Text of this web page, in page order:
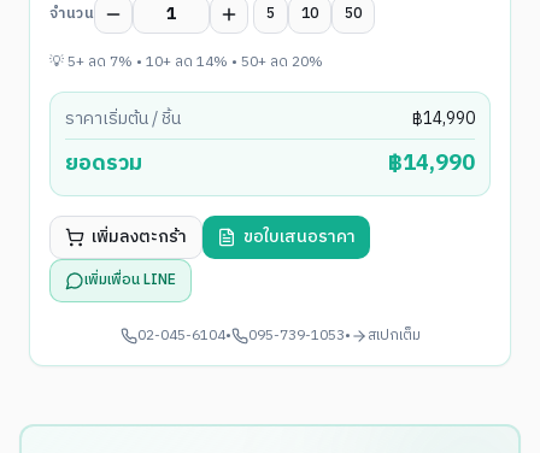
จำนวน 5 10 50
💡 5+ ลด 7% • 10+ ลด 14% • 50+ ลด 20%
ราคาเริ่มต้น / ชิ้น ฿14,990
ยอดรวม ฿14,990
เพิ่มลงตะกร้า ขอใบเสนอราคา
เพิ่มเพื่อน LINE
02-045-6104• 095-739-1053• สเปกเต็ม